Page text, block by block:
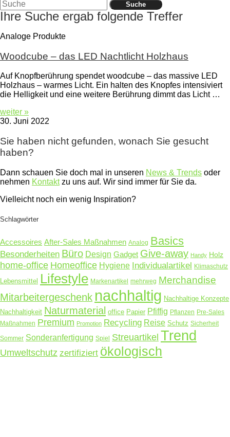
Suche
Ihre Suche ergab folgende Treffer
Analoge Produkte
Woodcube – das LED Nachtlicht Holzhaus
Auf Knopfberührung spendet woodcube – das massive LED
Holzhaus – warmes Licht. Ein halten des Knopfes intensiviert
die Helligkeit und eine weitere Berührung dimmt das Licht …
weiter »
30. Juni 2022
Sie haben nicht gefunden, wonach Sie gesucht
haben?
Dann schauen Sie doch mal in unseren News & Trends oder
nehmen Kontaktzu uns auf. Wir sind immer für Sie da.
Vielleicht noch ein wenig Inspiration?
Schlagwörter
Accessoires After-Sales Maßnahmen Analog Basics
Besonderheiten Büro Design Gadget Give-away Handy Holz
home-office Homeoffice Hygiene Individualartikel Klimaschutz
Lebensmittel Lifestyle Markenartikel mehrweg Merchandise
Mitarbeitergeschenk nachhaltig Nachhaltige Konzepte
Nachhaltigkeit Naturmaterial office Papier Pfiffig Pflanzen Pre-Sales
Maßnahmen Premium Promotion Recycling Reise Schutz Sicherheit
Sommer Sonderanfertigung Spiel Streuartikel Trend
Umweltschutz zertifiziert ökologisch